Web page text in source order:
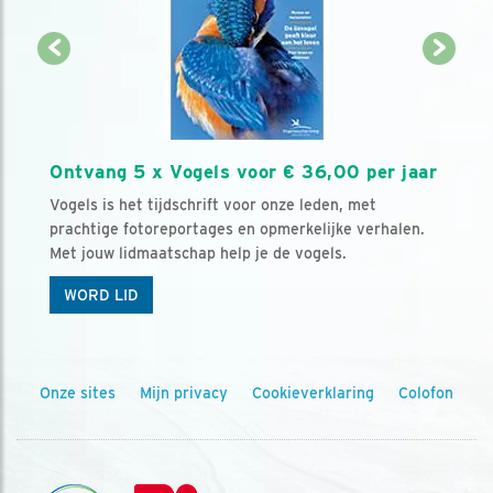
Ontvang 5 x Vogels voor € 36,00 per jaar
Vogels is het tijdschrift voor onze leden, met
prachtige fotoreportages en opmerkelijke verhalen.
Met jouw lidmaatschap help je de vogels.
WORD LID
Onze sites Mijn privacy Cookieverklaring Colofon